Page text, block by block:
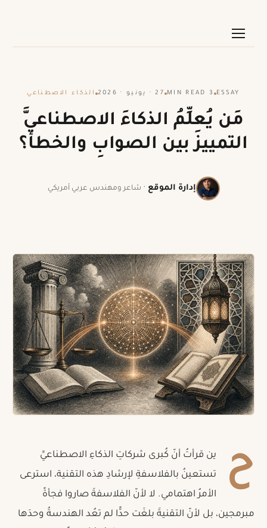
ESSAY
3 MIN READ 27 · يونيو · 2026 الذكاء الاصطناعي
مَن يُعلِّمُ الذكاءَ الاصطناعيَّ
التمييزَ بين الصوابِ والخطأ؟
إدارة الموقع · شاعر ومهندس عربي أمريكي
ح
ين قرأتُ أنّ كُبرى شركاتِ الذكاءِ الاصطناعيِّ
تستعينُ بالفلاسفةِ لإرشادِ هذه التقنية، استرعى
الأمرُ اهتمامي. لا لأنّ الفلاسفةَ صاروا فجأةً
مبرمجين، بل لأنّ التقنيةَ بلغَت حدًّا لم تعُد الهندسةُ وحدَها